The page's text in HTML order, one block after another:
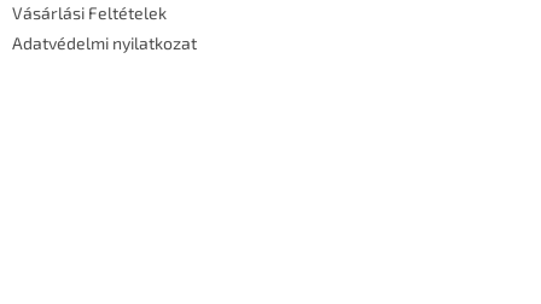
Vásárlási Feltételek
Adatvédelmi nyilatkozat